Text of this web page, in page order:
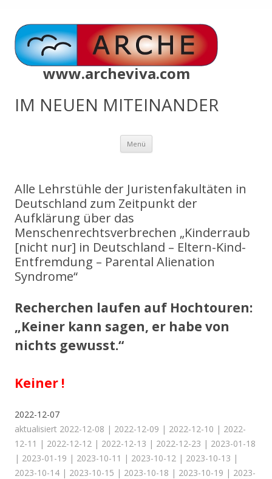
www.archeviva.com
IM NEUEN MITEINANDER
Menü Zum
springen
Alle Lehrstühle der Juristenfakultäten in
Deutschland zum Zeitpunkt der
Aufklärung über das
Menschenrechtsverbrechen „Kinderraub
[nicht nur] in Deutschland – Eltern-Kind-
Entfremdung – Parental Alienation
Syndrome“
Recherchen laufen auf Hochtouren:
„Keiner kann sagen, er habe von
nichts gewusst.“
Keiner !
2022-12-07
aktualisiert 2022-12-08 | 2022-12-09 | 2022-12-10 | 2022-
12-11 | 2022-12-12 | 2022-12-13 | 2022-12-23 | 2023-01-18
| 2023-01-19 | 2023-10-11 | 2023-10-12 | 2023-10-13 |
2023-10-14 | 2023-10-15 | 2023-10-18 | 2023-10-19 | 2023-